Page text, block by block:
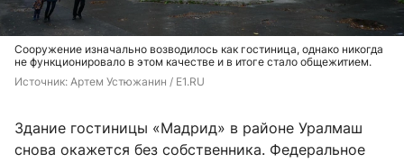
Сооружение изначально возводилось как гостиница, однако никогда
не функционировало в этом качестве и в итоге стало общежитием.
Источник: Артем Устюжанин / E1.RU
Здание гостиницы «Мадрид» в районе Уралмаш
снова окажется без собственника. Федеральное